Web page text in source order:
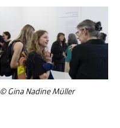
© Gina Nadine Müller